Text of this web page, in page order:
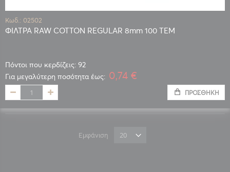
Κωδ.: 02502
ΦΙΛΤΡΑ RAW COTTON REGULAR 8mm 100 TEM
Πόντοι που κερδίζεις: 92
Για μεγαλύτερη ποσότητα έως: 0,74 €
ΠΡΟΣΘΉΚΗ
Εμφάνιση